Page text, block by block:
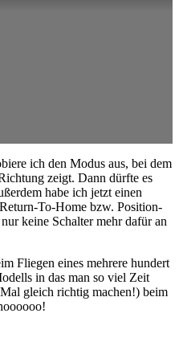
ich den Modus aus, bei dem
zeigt. Dann dürfte es
habe ich jetzt einen
To-Home bzw. Position-
keine Schalter mehr dafür an
Fliegen eines mehrere hundert
in das man so viel Zeit
gleich richtig machen!) beim